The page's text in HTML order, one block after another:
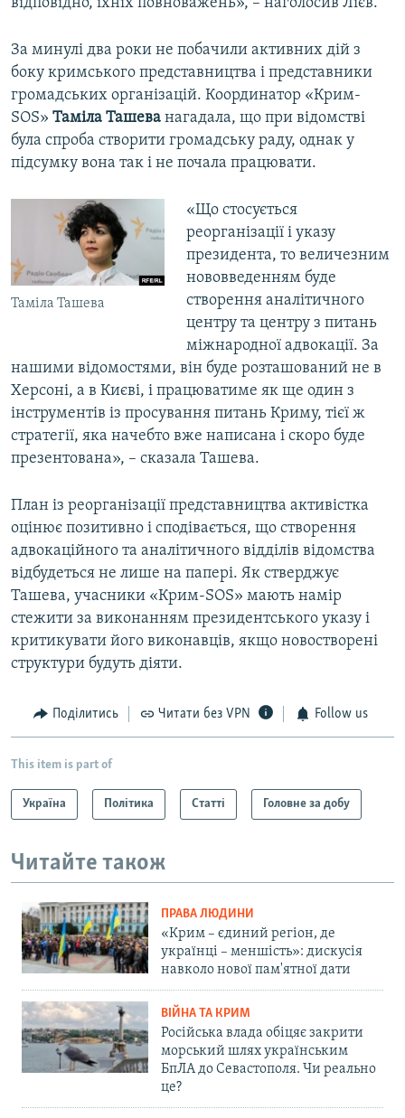
відповідно, їхніх повноважень», – наголосив Лієв.
За минулі два роки не побачили активних дій з
боку кримського представництва і представники
громадських організацій. Координатор «Крим-
SOS» Таміла Ташева нагадала, що при відомстві
була спроба створити громадську раду, однак у
підсумку вона так і не почала працювати.
Таміла Ташева
«Що стосується
реорганізації і указу
президента, то величезним
нововведенням буде
створення аналітичного
центру та центру з питань
міжнародної адвокації. За
нашими відомостями, він буде розташований не в
Херсоні, а в Києві, і працюватиме як ще один з
інструментів із просування питань Криму, тієї ж
стратегії, яка начебто вже написана і скоро буде
презентована», – сказала Ташева.
План із реорганізації представництва активістка
оцінює позитивно і сподівається, що створення
адвокаційного та аналітичного відділів відомства
відбудеться не лише на папері. Як стверджує
Ташева, учасники «Крим-SOS» мають намір
стежити за виконанням президентського указу і
критикувати його виконавців, якщо новостворені
структури будуть діяти.
Поділитись Читати без VPN Follow us
This item is part of
Україна Політика Статті Головне за добу
Читайте також
ПРАВА ЛЮДИНИ
«Крим – єдиний регіон, де
українці – меншість»: дискусія
навколо нової пам'ятної дати
ВІЙНА ТА КРИМ
Російська влада обіцяє закрити
морський шлях українським
БпЛА до Севастополя. Чи реально
це?